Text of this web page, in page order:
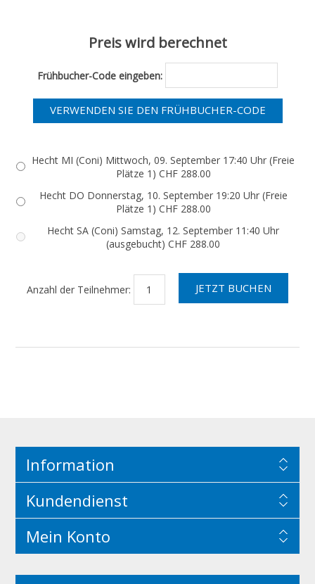
Preis wird berechnet
Frühbucher-Code eingeben:
Hecht MI (Coni) Mittwoch, 09. September 17:40 Uhr (Freie
Plätze 1) CHF 288.00
Hecht DO Donnerstag, 10. September 19:20 Uhr (Freie
Plätze 1) CHF 288.00
Hecht SA (Coni) Samstag, 12. September 11:40 Uhr
(ausgebucht) CHF 288.00
Anzahl der Teilnehmer:
Information
Kundendienst
Mein Konto